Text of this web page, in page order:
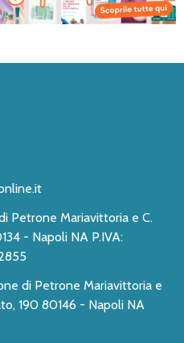
Petrone Mariavittoria e C.
di Petrone Mariavittoria e
190 80146 - Napoli NA